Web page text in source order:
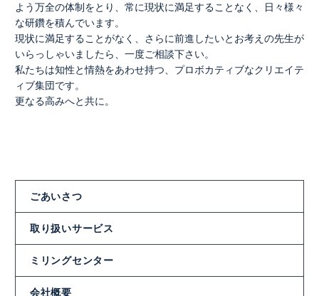
よう万全の体制をとり、常に現状に満足することなく、日々様々
な研鑽を積んでいます。
現状に満足することがなく、さらに前進したいとお考えの先生が
いらっしゃいましたら、一度ご相談下さい。
私たちは知性と情熱をあわせ持つ、プロボカティブなクリエイテ
ィブ集団です。
更なる高みへと共に。
ごあいさつ
取り扱いサービス
ミリングセンター
会社概要